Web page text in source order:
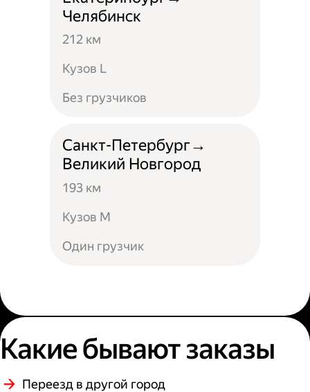
Челябинск
212 км
Кузов L
Без грузчиков
Санкт-Петербург→
Великий Новгород
193 км
Кузов М
Один грузчик
Какие бывают заказы
Переезд в другой город